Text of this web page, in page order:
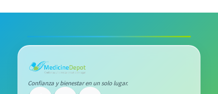
Confianza y bienestar en un solo lugar.